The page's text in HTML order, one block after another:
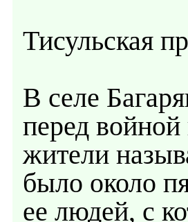
Тисульская
В селе
перед
жители
было около
ее людей, с